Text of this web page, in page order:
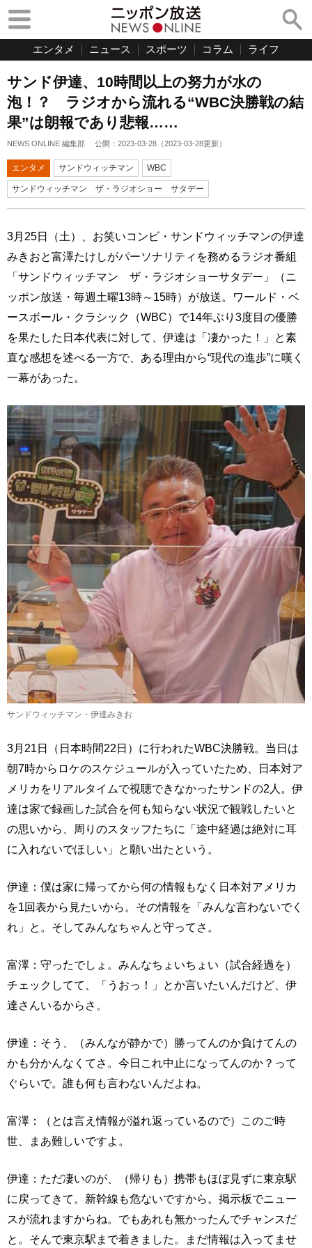
エンタメ ニュース スポーツ コラム ライフ
サンド伊達、10時間以上の努力が水の
泡！？ ラジオから流れる“WBC決勝戦の結
果”は朗報であり悲報……
NEWS ONLINE 編集部 公開： 2023-03-28 （2023-03-28更新）
エンタメ サンドウィッチマン WBC
サンドウィッチマン ザ・ラジオショー サタデー
3月25日（土）、お笑いコンビ・サンドウィッチマンの伊達
みきおと富澤たけしがパーソナリティを務めるラジオ番組
「サンドウィッチマン ザ・ラジオショーサタデー」（ニ
ッポン放送・毎週土曜13時～15時）が放送。ワールド・ベ
ースボール・クラシック（WBC）で14年ぶり3度目の優勝
を果たした日本代表に対して、伊達は「凄かった！」と素
直な感想を述べる一方で、ある理由から“現代の進歩”に嘆く
一幕があった。
サンドウィッチマン・伊達みきお
3月21日（日本時間22日）に行われたWBC決勝戦。当日は
朝7時からロケのスケジュールが入っていたため、日本対ア
メリカをリアルタイムで視聴できなかったサンドの2人。伊
達は家で録画した試合を何も知らない状況で観戦したいと
の思いから、周りのスタッフたちに「途中経過は絶対に耳
に入れないでほしい」と願い出たという。
伊達：僕は家に帰ってから何の情報もなく日本対アメリカ
を1回表から見たいから。その情報を「みんな言わないでく
れ」と。そしてみんなちゃんと守ってさ。
富澤：守ったでしょ。みんなちょいちょい（試合経過を）
チェックしてて、「うおっ！」とか言いたいんだけど、伊
達さんいるからさ。
伊達：そう、（みんなが静かで）勝ってんのか負けてんの
かも分かんなくてさ。今日これ中止になってんのか？って
ぐらいで。誰も何も言わないんだよね。
富澤：（とは言え情報が溢れ返っているので）このご時
世、まあ難しいですよ。
伊達：ただ凄いのが、（帰りも）携帯もほぼ見ずに東京駅
に戻ってきて。新幹線も危ないですから。掲示板でニュー
スが流れますからね。でもあれも無かったんでチャンスだ
と。そんで東京駅まで着きました。まだ情報は入ってませ